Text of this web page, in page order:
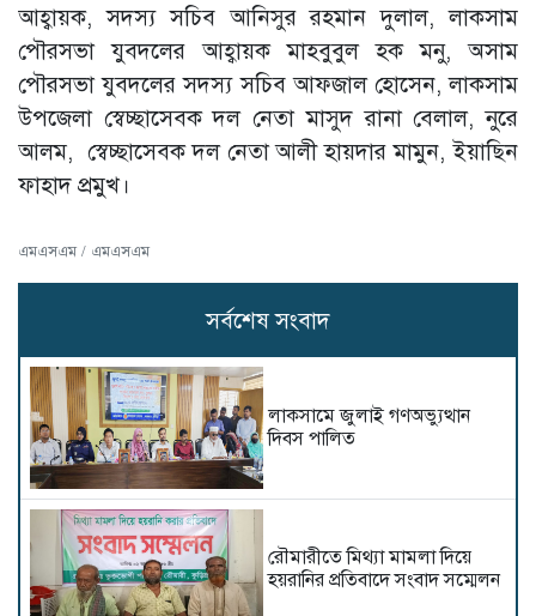
আহ্বায়ক, সদস্য সচিব আনিসুর রহমান দুলাল, লাকসাম
পৌরসভা যুবদলের আহ্বায়ক মাহবুবুল হক মনু, অসাম
পৌরসভা যুবদলের সদস্য সচিব আফজাল হোসেন, লাকসাম
উপজেলা স্বেচ্ছাসেবক দল নেতা মাসুদ রানা বেলাল, নুরে
আলম, স্বেচ্ছাসেবক দল নেতা আলী হায়দার মামুন, ইয়াছিন
ফাহাদ প্রমুখ।
এমএসএম / এমএসএম
সর্বশেষ সংবাদ
লাকসামে জুলাই গণঅভ্যুত্থান
দিবস পালিত
রৌমারীতে মিথ্যা মামলা দিয়ে
হয়রানির প্রতিবাদে সংবাদ সম্মেলন